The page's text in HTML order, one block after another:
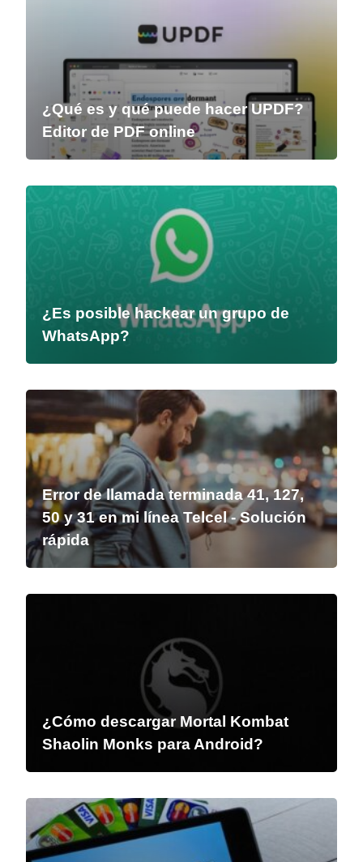
¿Qué es y qué puede hacer UPDF?
Editor de PDF online
¿Es posible hackear un grupo de
WhatsApp?
Error de llamada terminada 41, 127,
50 y 31 en mi línea Telcel - Solución
rápida
¿Cómo descargar Mortal Kombat
Shaolin Monks para Android?